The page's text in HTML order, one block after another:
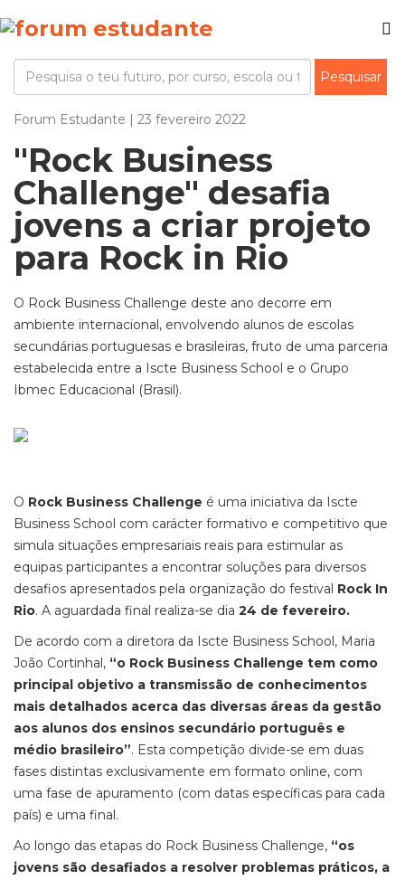
Forum Estudante | 23 fevereiro 2022
"Rock Business
Challenge" desafia
jovens a criar projeto
para Rock in Rio
O Rock Business Challenge deste ano decorre em
ambiente internacional, envolvendo alunos de escolas
secundárias portuguesas e brasileiras, fruto de uma parceria
estabelecida entre a Iscte Business School e o Grupo
Ibmec Educacional (Brasil).
O Rock Business Challenge é uma iniciativa da Iscte
Business School com carácter formativo e competitivo que
simula situações empresariais reais para estimular as
equipas participantes a encontrar soluções para diversos
desafios apresentados pela organização do festival Rock In
Rio. A aguardada final realiza-se dia 24 de fevereiro.
De acordo com a diretora da Iscte Business School, Maria
João Cortinhal, “o Rock Business Challenge tem como
principal objetivo a transmissão de conhecimentos
mais detalhados acerca das diversas áreas da gestão
aos alunos dos ensinos secundário português e
médio brasileiro”. Esta competição divide-se em duas
fases distintas exclusivamente em formato online, com
uma fase de apuramento (com datas específicas para cada
país) e uma final.
Ao longo das etapas do Rock Business Challenge, “os
jovens são desafiados a resolver problemas práticos, a